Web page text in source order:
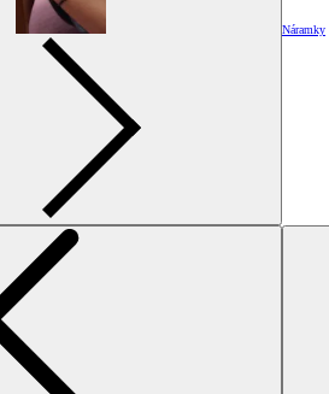
Náramky